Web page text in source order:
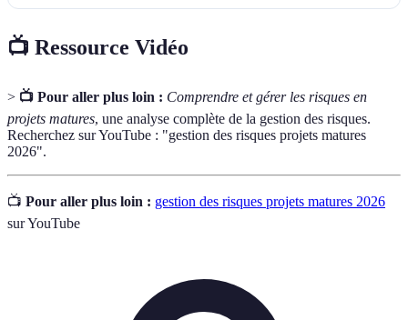
📺 Ressource Vidéo
> 📺 Pour aller plus loin : Comprendre et gérer les risques en
projets matures, une analyse complète de la gestion des risques.
Recherchez sur YouTube : "gestion des risques projets matures
2026".
📺 Pour aller plus loin : gestion des risques projets matures 2026
sur YouTube